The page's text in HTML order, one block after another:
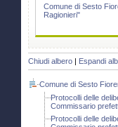
Comune di Sesto
Ragionieri"
Chiudi albero Espandi
Comune di Sesto
Protocolli delle
Commissario
Protocolli delle